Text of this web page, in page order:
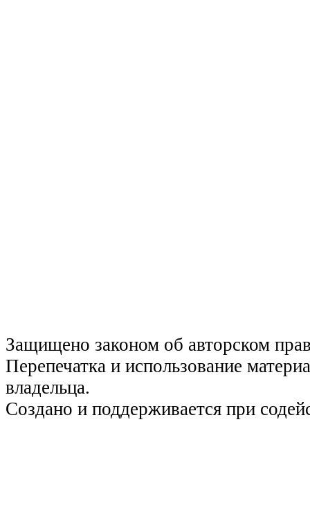
Защищено законом об авторском
Перепечатка и использование
владельца.
Создано и поддерживается при